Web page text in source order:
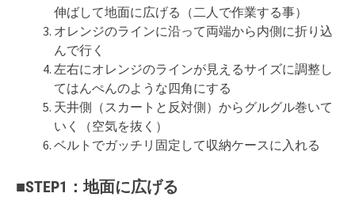
伸ばして地面に広げる（二人で作業する事）
オレンジのラインに沿って両端から内側に折り込
んで行く
左右にオレンジのラインが見えるサイズに調整し
てはんぺんのような四角にする
天井側（スカートと反対側）からグルグル巻いて
いく（空気を抜く）
ベルトでガッチリ固定して収納ケースに入れる
■STEP1：地面に広げる